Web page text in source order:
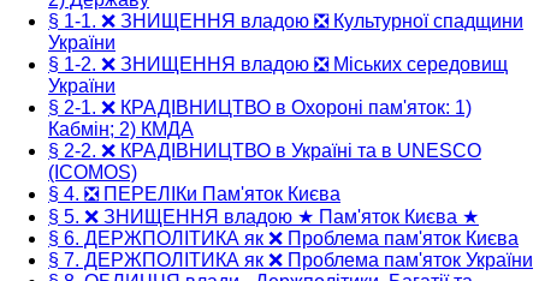
§ 1-1. ❌ ЗНИЩЕННЯ владою ❎ Культурної спадщини
України
§ 1-2. ❌ ЗНИЩЕННЯ владою ❎ Міських середовищ
України
§ 2-1. ❌ КРАДІВНИЦТВО в Охороні пам'яток: 1)
Кабмін; 2) КМДА
§ 2-2. ❌ КРАДІВНИЦТВО в Україні та в UNESCO
(ICOMOS)
§ 4. ❎ ПЕРЕЛІКи Пам'яток Києва
§ 5. ❌ ЗНИЩЕННЯ владою ★ Пам'яток Києва ★
§ 6. ДЕРЖПОЛІТИКА як ❌ Проблема пам'яток Києва
§ 7. ДЕРЖПОЛІТИКА як ❌ Проблема пам'яток України